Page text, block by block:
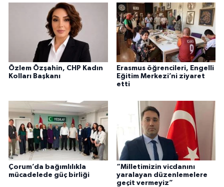
Özlem Özşahin, CHP Kadın
Kolları Başkanı
Erasmus öğrencileri, Engelli
Eğitim Merkezi’ni ziyaret
etti
Çorum’da bağımlılıkla
mücadelede güç birliği
“Milletimizin vicdanını
yaralayan düzenlemelere
geçit vermeyiz”